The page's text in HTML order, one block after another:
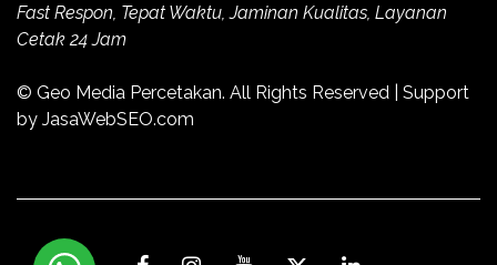
Fast Respon, Tepat Waktu, Jaminan Kualitas, Layanan
Cetak 24 Jam
© Geo Media Percetakan. All Rights Reserved | Support
by JasaWebSEO.com